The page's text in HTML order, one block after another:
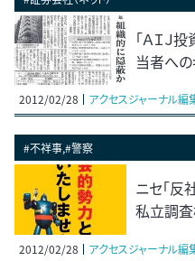
「ＡＩＪ
当者へ
2012/02/28 アクセスジャーナル編
#不祥事,#警察
ニセ「反
私立調
2012/02/28 アクセスジャーナル編